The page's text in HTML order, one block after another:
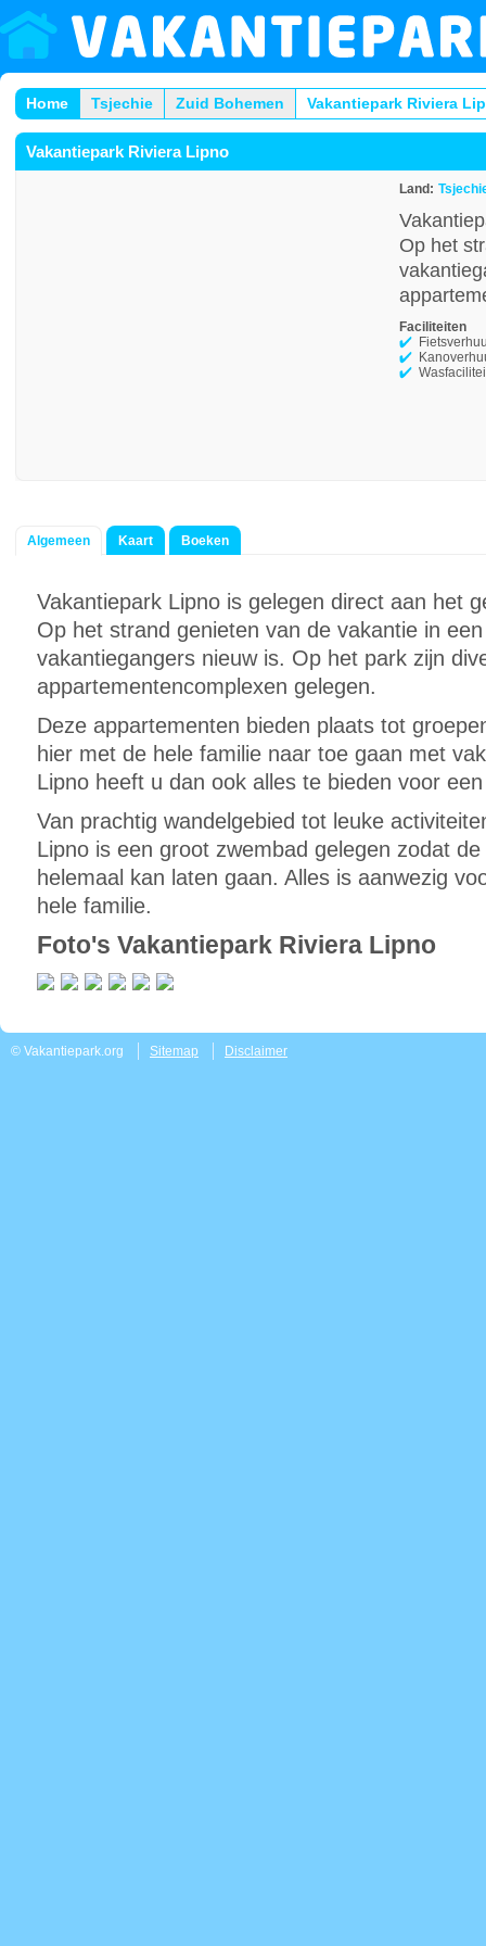
Home Tsjechie Zuid Bohemen Vakantiepark Riviera
Vakantiepark Riviera Lipno
Land:
Op het
Faciliteiten
Algemeen Kaart Boeken
Vakantiepark Lipno is gelegen direct aan het
Op het strand genieten van de vakantie in
vakantiegangers nieuw is. Op het park zijn
appartementencomplexen gelegen.
Deze appartementen bieden plaats tot
hier met de hele familie naar toe gaan met
Lipno heeft u dan ook alles te bieden voor
Van prachtig wandelgebied tot leuke
Lipno is een groot zwembad gelegen zodat
helemaal kan laten gaan. Alles is aanwezig
hele familie.
Foto's Vakantiepark Riviera Lipno
© Vakantiepark.org Sitemap Disclaimer